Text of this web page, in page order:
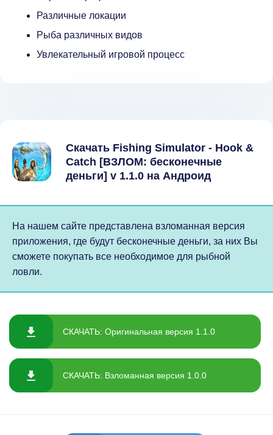
Различные локации
Рыба различных видов
Увлекательный игровой процесс
Скачать Fishing Simulator - Hook &
Catch [ВЗЛОМ: бесконечные
деньги] v 1.1.0 на Андроид
На нашем сайте представлена взломанная версия
приложения, где будут бесконечные деньги, за них Вы
сможете покупать все необходимое для рыбной
ловли.
СКАЧАТЬ: Оригинальная версия 1.1.0
СКАЧАТЬ: Взломанная версия 1.0.0